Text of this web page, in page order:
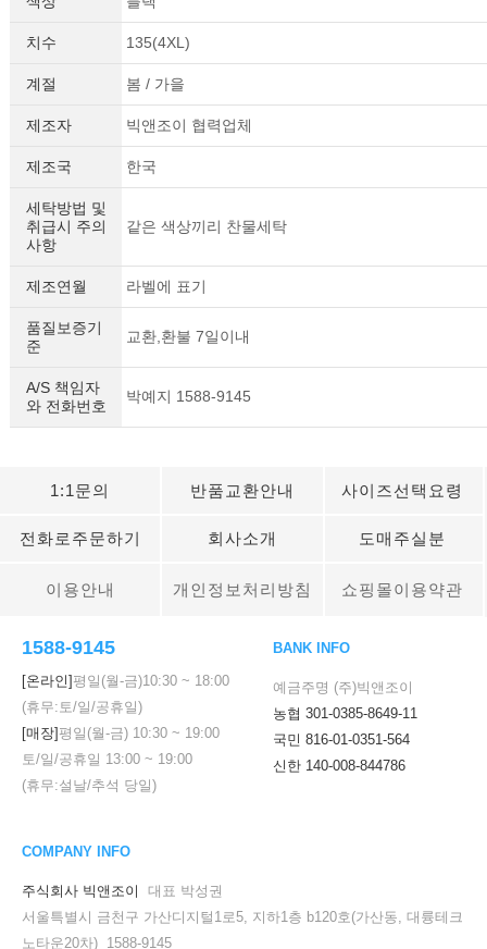
치수 135(4XL)
계절 봄 / 가을
제조자 빅앤조이 협력업체
제조국 한국
세탁방법 및
취급시 주의
사항
같은 색상끼리 찬물세탁
제조연월 라벨에 표기
품질보증기
준
교환,환불 7일이내
A/S 책임자
와 전화번호
박예지 1588-9145
1:1문의 반품교환안내 사이즈선택요령
전화로주문하기 회사소개 도매주실분
이용안내 개인정보처리방침 쇼핑몰이용약관
1588-9145
[온라인]평일(월-금)10:30 ~ 18:00
(휴무:토/일/공휴일)
[매장]평일(월-금) 10:30 ~ 19:00
토/일/공휴일 13:00 ~ 19:00
(휴무:설날/추석 당일)
BANK INFO
예금주명 (주)빅앤조이
농협 301-0385-8649-11
국민 816-01-0351-564
신한 140-008-844786
COMPANY INFO
주식회사 빅앤조이
대표 박성권
서울특별시 금천구 가산디지털1로5, 지하1층 b120호(가산동, 대륭테크
노타운20차) 1588-9145